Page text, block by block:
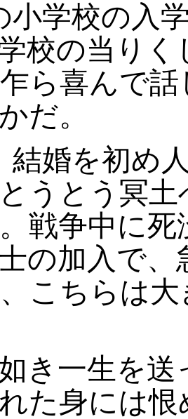
小学校の入
校の当り
ら喜んで
だ。
結婚を初め
うとう冥
戦争中に
の加入で
こちらは
き一生を送
た身には恨